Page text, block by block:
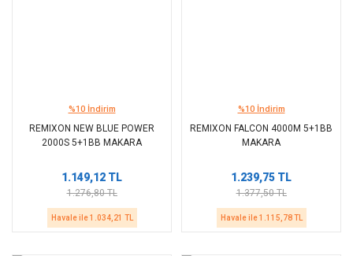
%10 İndirim
REMIXON NEW BLUE POWER
2000S 5+1BB MAKARA
1.149,12 TL
1.276,80 TL
Havale ile 1.034,21 TL
%10 İndirim
REMIXON FALCON 4000M 5+1BB
MAKARA
1.239,75 TL
1.377,50 TL
Havale ile 1.115,78 TL